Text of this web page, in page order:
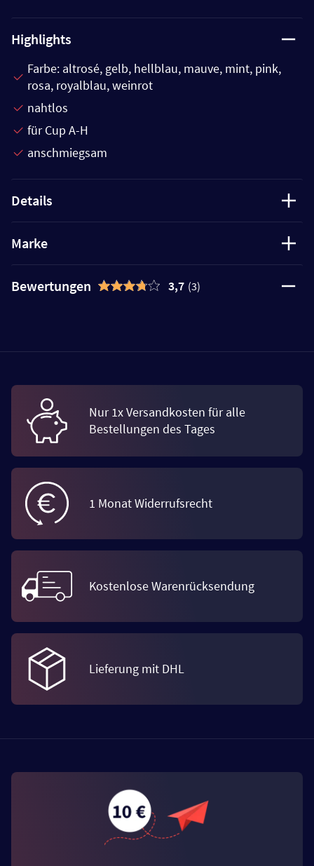
Highlights
Farbe: altrosé, gelb, hellblau, mauve, mint, pink,
rosa, royalblau, weinrot
nahtlos
für Cup A-H
anschmiegsam
Details
Marke
Bewertungen 3,7 (3)
Nur 1x Versandkosten für alle
Bestellungen des Tages
1 Monat Widerrufsrecht
Kostenlose Warenrücksendung
Lieferung mit DHL